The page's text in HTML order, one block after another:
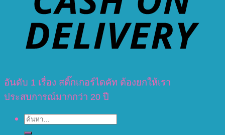
อันดับ 1 เรื่อง สติ๊กเกอร์ไดคัท ต้องยกให้เรา
ประสบการณ์มากกว่า 20 ปี
ค้นหา: